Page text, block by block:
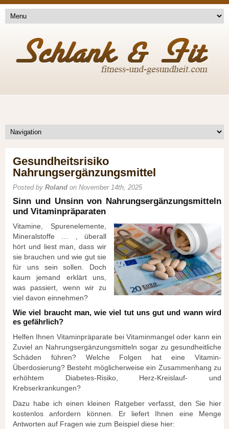
Gesundheitsrisiko
Nahrungsergänzungsmittel
Posted by Roland on November 14th, 2025
Sinn und Unsinn von Nahrungsergänzungsmitteln
und Vitaminpräparaten
Vitamine, Spurenelemente,
Mineralstoffe … , überall
hört und liest man, dass wir
sie brauchen und wie gut sie
für uns sein sollen. Doch
kaum jemand erklärt uns,
was passiert, wenn wir zu
viel davon einnehmen?
Wie viel braucht man, wie viel tut uns gut und wann wird
es gefährlich?
Helfen Ihnen Vitaminpräparate bei Vitaminmangel oder kann ein
Zuviel an Nahrungsergänzungsmitteln sogar zu gesundheitliche
Schäden führen? Welche Folgen hat eine Vitamin-
Überdosierung? Besteht möglicherweise ein Zusammenhang zu
erhöhtem Diabetes-Risiko, Herz-Kreislauf- und
Krebserkrankungen?
Dazu habe ich einen kleinen Ratgeber verfasst, den Sie hier
kostenlos anfordern können. Er liefert Ihnen eine Menge
Antworten auf Fragen wie zum Beispiel diese hier: